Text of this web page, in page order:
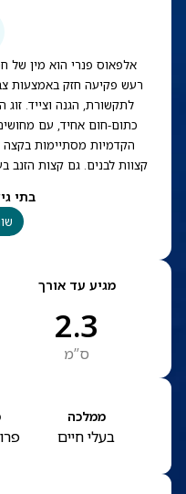
אלפאוס פנרי הוא מין של
רעש פקיעה חזק באמצעות
לתקשורת, הגנה וצייד.
כתום-חום אחיד, עם
הקדמיות מסתיימות בקצה
קצוות לבנים. גם קצות הזנב
בתי
מגיע עד אורך
2.3
ס”מ
ממלכה
בעלי חיים